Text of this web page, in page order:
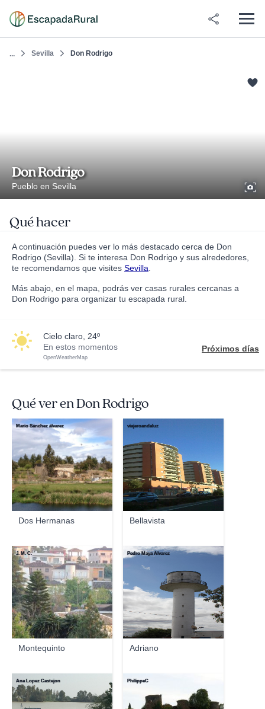
... Sevilla Don Rodrigo
Don Rodrigo
Pueblo en Sevilla
Qué hacer
A continuación puedes ver lo más destacado cerca de Don
Rodrigo (Sevilla). Si te interesa Don Rodrigo y sus alrededores,
te recomendamos que visites Sevilla
Más abajo, en el mapa, podrás ver casas rurales cercanas a
Don Rodrigo para organizar tu escapada rural.
cielo claro, 24º
En estos momentos
OpenWeatherMap
Próximos días
Qué ver en Don Rodrigo
Dos Hermanas
Mario Sánchez álvarez
Bellavista
viajeroandaluz
Montequinto
J. M. C.
Adriano
Pedro Maya Álvarez
Ana Lopez Castejon PhilippeC